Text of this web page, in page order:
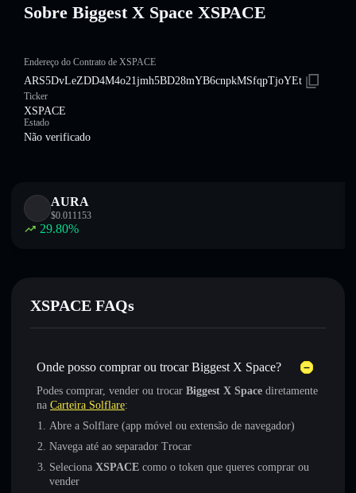
Sobre Biggest X Space XSPACE
Endereço do Contrato de XSPACE
ARS5DvLeZDD4M4o21jmh5BD28mYB6cnpkMSfqpTjoYEt
Ticker
XSPACE
Estado
Não verificado
AURA
$0.011153
29.80%
XSPACE FAQs
Onde posso comprar ou trocar Biggest X Space?
Podes comprar, vender ou trocar Biggest X Space diretamente
na Carteira Solflare:
Abre a Solflare (app móvel ou extensão de navegador)
Navega até ao separador Trocar
Seleciona XSPACE como o token que queres comprar ou
vender